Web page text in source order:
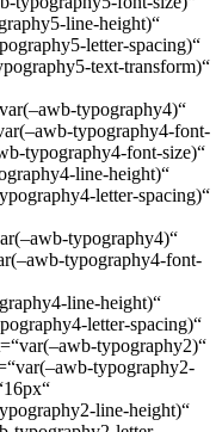
line-height)“
letter-spacing)“
text-transform)“
typography4)“
typography4-font-
typography4-font-size)“
line-height)“
letter-spacing)“
typography4)“
typography4-font-
line-height)“
letter-spacing)“
typography2)“
typography2-
line-height)“